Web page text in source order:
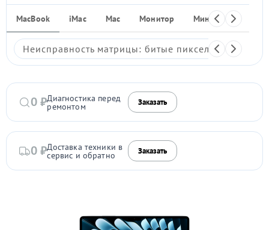
MacBook iMac Mac Монитор Мини ПК
Неисправность матрицы: битые пиксели,
0 ₽Диагностика перед
ремонтом Заказать
0 ₽Доставка техники в
сервис и обратно Заказать